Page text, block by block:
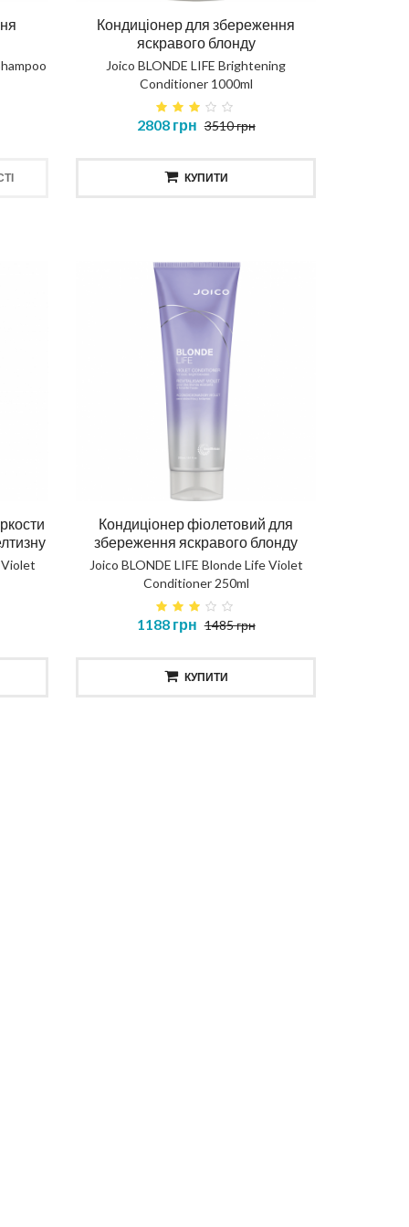
Протеїнова вода для кучерів
CURLY WATER
467 грн
Кондиціонер для збереження
яскравого блонду
Joico BLONDE LIFE Brightening
Conditioner 1000ml
2808 грн 3510 грн
КУПИТИ
Violet
Кондиціонер фіолетовий для
збереження яскравого блонду
Joico BLONDE LIFE Blonde Life Violet
Conditioner 250ml
1188 грн 1485 грн
КУПИТИ